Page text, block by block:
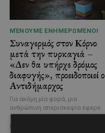
ΜΈΝΟΥΜΕ ΕΝΗΜΕΡΩΜΈΝΟΙ
Συναγερμός στον Κόρνο
μετά την πυρκαγιά –
«Δεν θα υπήρχε δρόμος
διαφυγής», προειδοποιεί ο
Αντιδήμαρχος
Για ακόμη μία φορά, μια
ανθρώπινη απερισκεψία έφερε
την Κύπρο ένα βήμα πριν από μια
μεγάλη οικολογική